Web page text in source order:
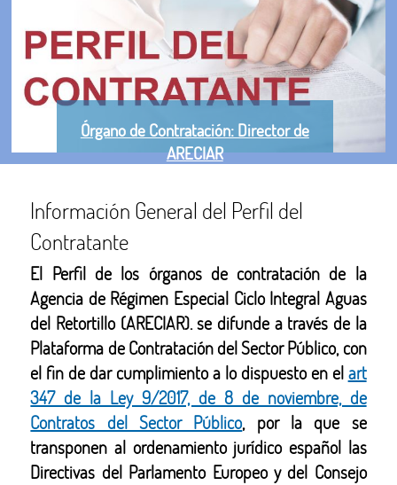
Órgano de Contratación: Director de
ARECIAR
Información General del Perfil del
Contratante
El Perfil de los órganos de contratación de la
Agencia de Régimen Especial Ciclo Integral Aguas
del Retortillo (ARECIAR). se difunde a través de la
Plataforma de Contratación del Sector Público, con
el fin de dar cumplimiento a lo dispuesto en el art
347 de la Ley 9/2017, de 8 de noviembre, de
Contratos del Sector Público, por la que se
transponen al ordenamiento jurídico español las
Directivas del Parlamento Europeo y del Consejo